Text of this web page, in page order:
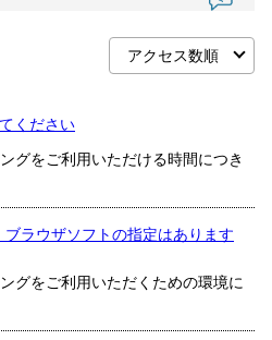
ください
グをご利用いただける時間につき
ラウザソフトの指定はあります
グをご利用いただくための環境に